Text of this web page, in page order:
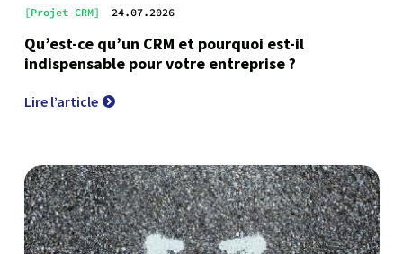
[Projet CRM] 24.07.2026
Qu’est-ce qu’un CRM et pourquoi est-il
indispensable pour votre entreprise ?
Lire l’article